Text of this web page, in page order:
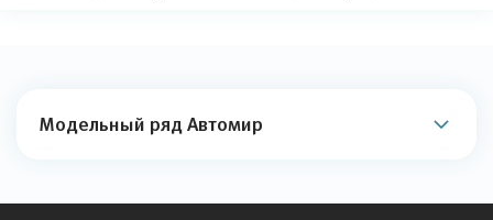
Модельный ряд Автомир